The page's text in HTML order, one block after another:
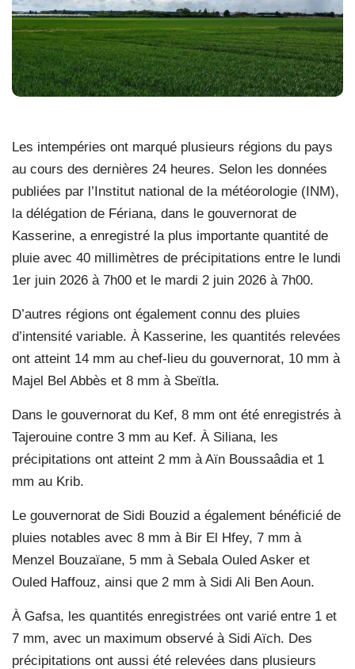
Les intempéries ont marqué plusieurs régions du pays
au cours des dernières 24 heures. Selon les données
publiées par l’Institut national de la météorologie (INM),
la délégation de Fériana, dans le gouvernorat de
Kasserine, a enregistré la plus importante quantité de
pluie avec 40 millimètres de précipitations entre le lundi
1er juin 2026 à 7h00 et le mardi 2 juin 2026 à 7h00.
D’autres régions ont également connu des pluies
d’intensité variable. À Kasserine, les quantités relevées
ont atteint 14 mm au chef-lieu du gouvernorat, 10 mm à
Majel Bel Abbès et 8 mm à Sbeïtla.
Dans le gouvernorat du Kef, 8 mm ont été enregistrés à
Tajerouine contre 3 mm au Kef. À Siliana, les
précipitations ont atteint 2 mm à Aïn Boussaâdia et 1
mm au Krib.
Le gouvernorat de Sidi Bouzid a également bénéficié de
pluies notables avec 8 mm à Bir El Hfey, 7 mm à
Menzel Bouzaïane, 5 mm à Sebala Ouled Asker et
Ouled Haffouz, ainsi que 2 mm à Sidi Ali Ben Aoun.
À Gafsa, les quantités enregistrées ont varié entre 1 et
7 mm, avec un maximum observé à Sidi Aïch. Des
précipitations ont aussi été relevées dans plusieurs